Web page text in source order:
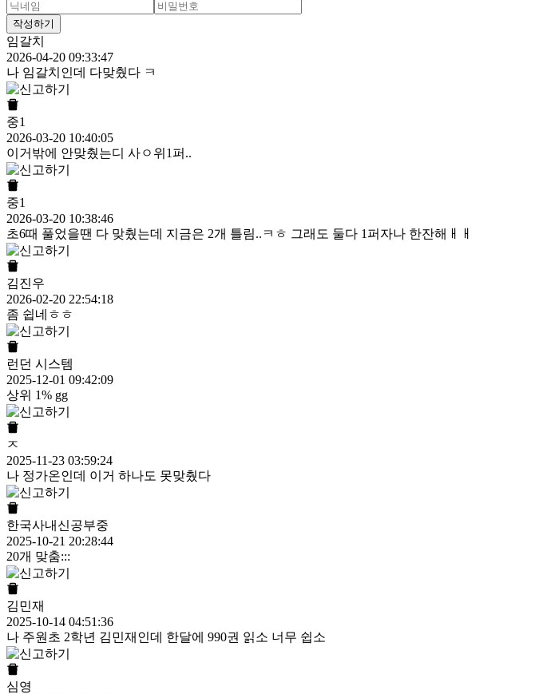
작성하기
임갈치
2026-04-20 09:33:47
나 임갈치인데 다맞췄다 ㅋ
중1
2026-03-20 10:40:05
이거밖에 안맞췄는디 사ㅇ위1퍼..
중1
2026-03-20 10:38:46
초6때 풀었을땐 다 맞췄는데 지금은 2개 틀림..ㅋㅎ 그래도 둘다 1퍼자나 한잔해ㅐㅐ
김진우
2026-02-20 22:54:18
좀 쉽네ㅎㅎ
런던 시스템
2025-12-01 09:42:09
상위 1% gg
ㅈ
2025-11-23 03:59:24
나 정가온인데 이거 하나도 못맞췄다
한국사내신공부중
2025-10-21 20:28:44
20개 맞춤:::
김민재
2025-10-14 04:51:36
나 주원초 2학년 김민재인데 한달에 990권 읽소 너무 쉽소
심영